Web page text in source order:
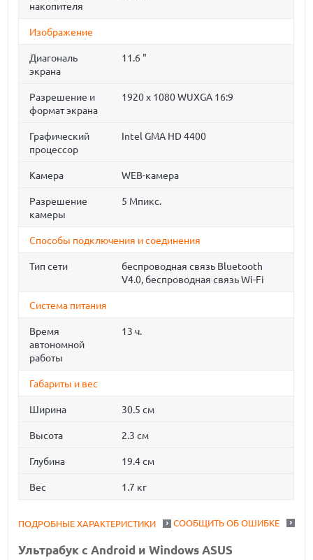
накопителя
Изображение
Диагональ
экрана
11.6 "
Разрешение и
формат экрана
1920 x 1080 WUXGA 16:9
Графический
процессор
Intel GMA HD 4400
Камера WEB-камера
Разрешение
камеры
5 Мпикс.
Способы подключения и соединения
Тип сети
беспроводная связь Bluetooth
V4.0, беспроводная связь Wi-Fi
Система питания
Время
автономной
работы
13 ч.
Габариты и вес
Ширина 30.5 см
Высота 2.3 см
Глубина 19.4 см
Вес 1.7 кг
СООБЩИТЬ ОБ ОШИБКЕ
ПОДРОБНЫЕ ХАРАКТЕРИСТИКИ
Ультрабук с Android и Windows ASUS